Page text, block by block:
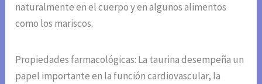
naturalmente en el cuerpo y en algunos alimentos
como los mariscos.
Propiedades farmacológicas: La taurina desempeña un
papel importante en la función cardiovascular, la